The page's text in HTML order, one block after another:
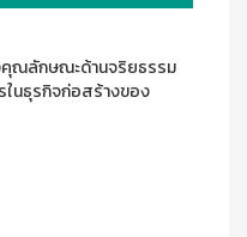
คุณลักษณะด้านจริยธรรม
นธุรกิจก่อสร้างของ